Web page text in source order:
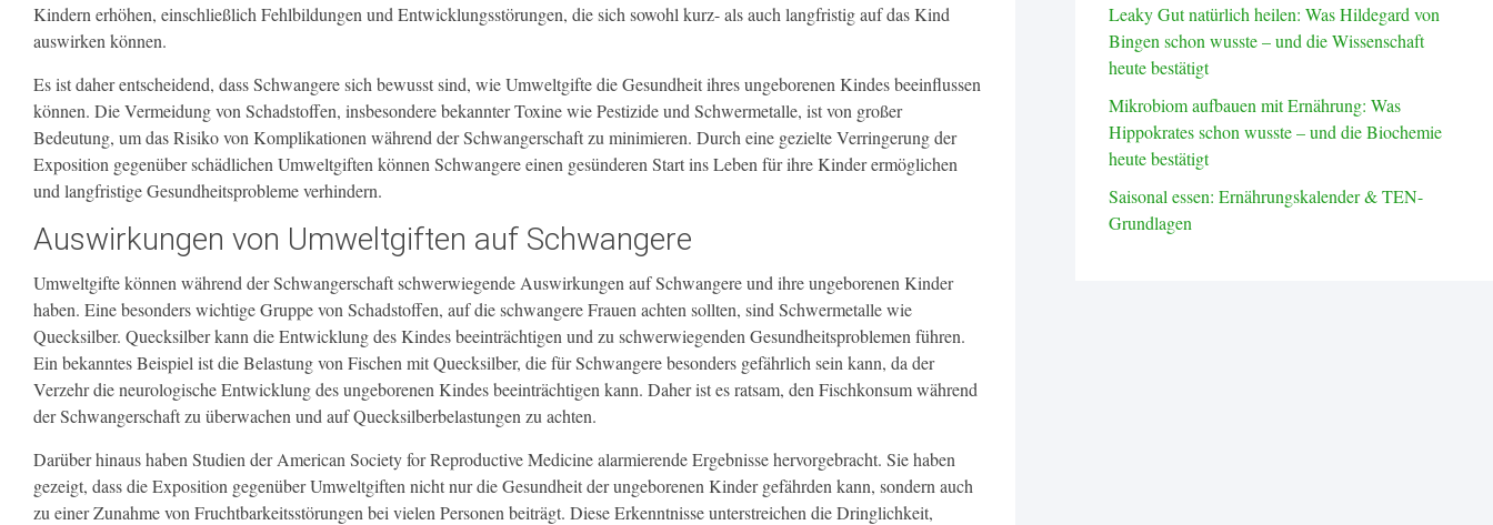
Kindern erhöhen, einschließlich Fehlbildungen und Entwicklungsstörungen, die sich sowohl kurz- als auch langfristig auf das Kind
auswirken können.
Es ist daher entscheidend, dass Schwangere sich bewusst sind, wie Umweltgifte die Gesundheit ihres ungeborenen Kindes beeinflussen
können. Die Vermeidung von Schadstoffen, insbesondere bekannter Toxine wie Pestizide und Schwermetalle, ist von großer
Bedeutung, um das Risiko von Komplikationen während der Schwangerschaft zu minimieren. Durch eine gezielte Verringerung der
Exposition gegenüber schädlichen Umweltgiften können Schwangere einen gesünderen Start ins Leben für ihre Kinder ermöglichen
und langfristige Gesundheitsprobleme verhindern.
Auswirkungen von Umweltgiften auf Schwangere
Umweltgifte können während der Schwangerschaft schwerwiegende Auswirkungen auf Schwangere und ihre ungeborenen Kinder
haben. Eine besonders wichtige Gruppe von Schadstoffen, auf die schwangere Frauen achten sollten, sind Schwermetalle wie
Quecksilber. Quecksilber kann die Entwicklung des Kindes beeinträchtigen und zu schwerwiegenden Gesundheitsproblemen führen.
Ein bekanntes Beispiel ist die Belastung von Fischen mit Quecksilber, die für Schwangere besonders gefährlich sein kann, da der
Verzehr die neurologische Entwicklung des ungeborenen Kindes beeinträchtigen kann. Daher ist es ratsam, den Fischkonsum während
der Schwangerschaft zu überwachen und auf Quecksilberbelastungen zu achten.
Darüber hinaus haben Studien der American Society for Reproductive Medicine alarmierende Ergebnisse hervorgebracht. Sie haben
gezeigt, dass die Exposition gegenüber Umweltgiften nicht nur die Gesundheit der ungeborenen Kinder gefährden kann, sondern auch
zu einer Zunahme von Fruchtbarkeitsstörungen bei vielen Personen beiträgt. Diese Erkenntnisse unterstreichen die Dringlichkeit,
Leaky Gut natürlich heilen: Was Hildegard von
Bingen schon wusste – und die Wissenschaft
heute bestätigt
Mikrobiom aufbauen mit Ernährung: Was
Hippokrates schon wusste – und die Biochemie
heute bestätigt
Saisonal essen: Ernährungskalender & TEN-
Grundlagen